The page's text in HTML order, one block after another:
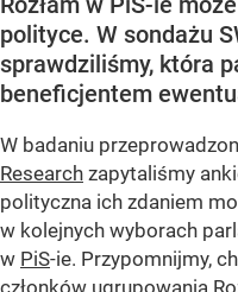
polityce. W sondażu
sprawdziliśmy, która
beneficjentem
W badaniu
Research zapytaliśmy
polityczna ich zdaniem
w kolejnych wyborach
w PiS-ie. Przypomnijmy,
członków ugrupowania